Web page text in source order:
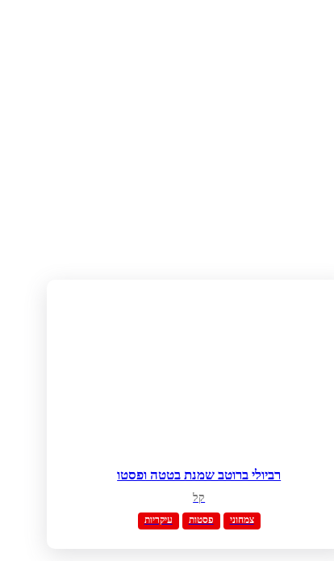
רביולי ברוטב שמנת בטטה ופסטו
קל
עיקריות פסטות צמחוני